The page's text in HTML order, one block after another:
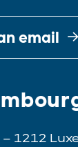
email
– 1212